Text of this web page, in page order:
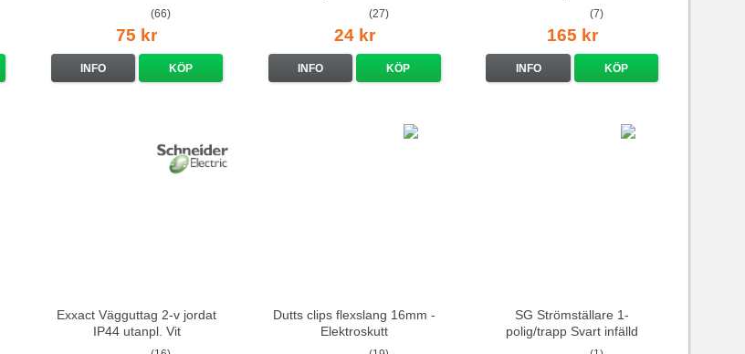
(66)
75 kr
INFO KÖP
(27)
24 kr
INFO KÖP
(7)
165 kr
INFO KÖP
Exxact Vägguttag 2-v jordat
IP44 utanpl. Vit
Dutts clips flexslang 16mm -
Elektroskutt
SG Strömställare 1-
polig/trapp Svart infälld